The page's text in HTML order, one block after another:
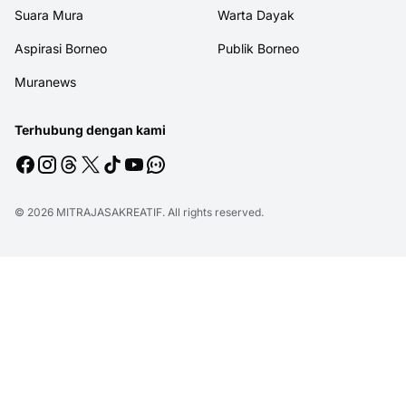
Suara Mura Warta Dayak
Aspirasi Borneo Publik Borneo
Muranews
Terhubung dengan kami
© 2026 MITRAJASAKREATIF. All rights reserved.